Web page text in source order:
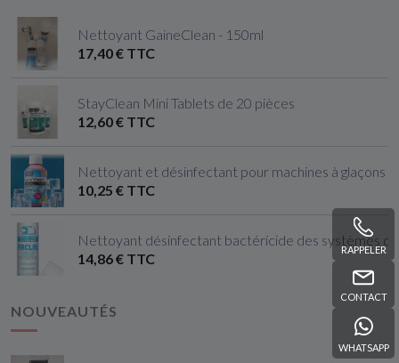
RAPPELER
CONTACT
WHATSAPP
Nettoyant GaineClean - 150ml
17,40 € TTC
StayClean Mini Tablets de 20 pièces
12,60 € TTC
Nettoyant et désinfectant pour machines à glaçons
10,25 € TTC
Nettoyant désinfectant bactéricide des systèmes
14,86 € TTC
NOUVEAUTÉS